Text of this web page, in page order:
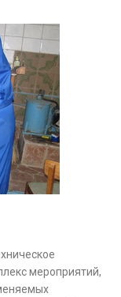
мероприятий,